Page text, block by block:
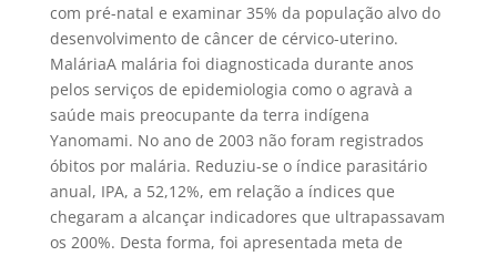
com pré-natal e examinar 35% da população alvo do
desenvolvimento de câncer de cérvico-uterino.
MaláriaA malária foi diagnosticada durante anos
pelos serviços de epidemiologia como o agravà a
saúde mais preocupante da terra indígena
Yanomami. No ano de 2003 não foram registrados
óbitos por malária. Reduziu-se o índice parasitário
anual, IPA, a 52,12%, em relação a índices que
chegaram a alcançar indicadores que ultrapassavam
os 200%. Desta forma, foi apresentada meta de